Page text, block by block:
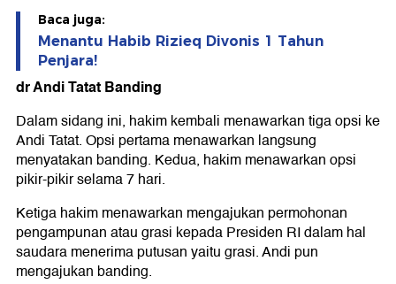
Baca juga:
Menantu Habib Rizieq Divonis 1 Tahun
Penjara!
dr Andi Tatat Banding
Dalam sidang ini, hakim kembali menawarkan tiga opsi ke
Andi Tatat. Opsi pertama menawarkan langsung
menyatakan banding. Kedua, hakim menawarkan opsi
pikir-pikir selama 7 hari.
Ketiga hakim menawarkan mengajukan permohonan
pengampunan atau grasi kepada Presiden RI dalam hal
saudara menerima putusan yaitu grasi. Andi pun
mengajukan banding.